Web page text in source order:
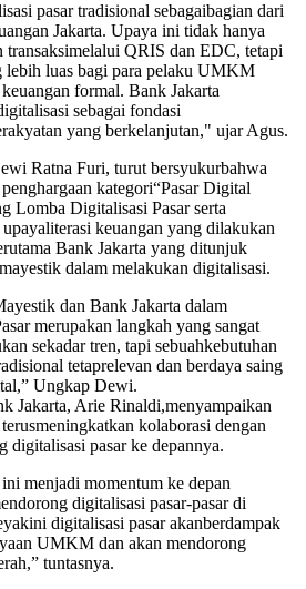
pasar tradisional sebagaibagian dari
Jakarta. Upaya ini tidak hanya
transaksimelalui QRIS dan EDC, tetapi
lebih luas bagi para pelaku UMKM
formal. Bank Jakarta
sebagai fondasi
yang berkelanjutan," ujar Agus.
Ratna Furi, turut bersyukurbahwa
kategori“Pasar Digital
Lomba Digitalisasi Pasar serta
keuangan yang dilakukan
Bank Jakarta yang ditunjuk
dalam melakukan digitalisasi.
dan Bank Jakarta dalam
merupakan langkah yang sangat
sekadar tren, tapi sebuahkebutuhan
tetaprelevan dan berdaya saing
Ungkap Dewi.
Jakarta, Arie Rinaldi,menyampaikan
kolaborasi dengan
digitalisasi pasar ke depannya.
menjadi momentum ke depan
digitalisasi pasar-pasar di
digitalisasi pasar akanberdampak
UMKM dan akan mendorong
tuntasnya.